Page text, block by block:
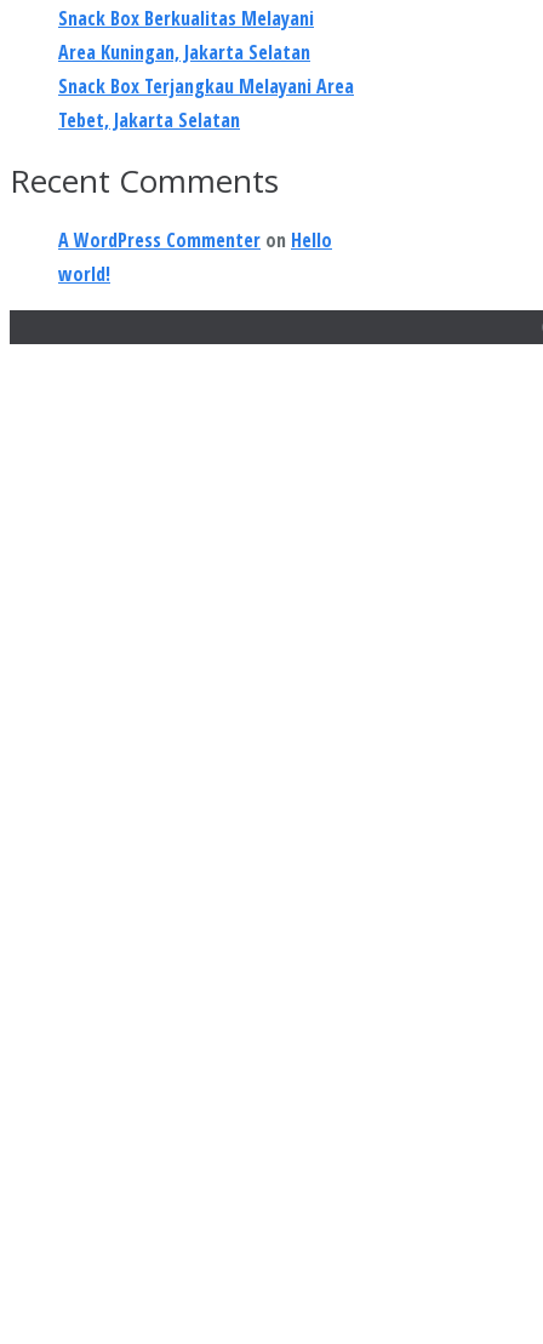
Snack Box Berkualitas Melayani
Area Kuningan, Jakarta Selatan
Snack Box Terjangkau Melayani Area
Tebet, Jakarta Selatan
Recent Comments
A WordPress Commenter on Hello
world!